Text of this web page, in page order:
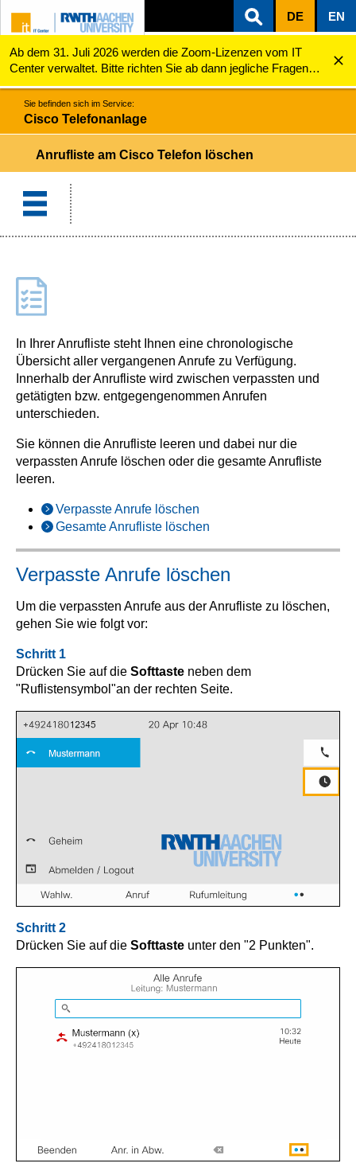
ZUM INHALTSBEREICH
ZUR HAUPTNAVIGATION
ZUR SUCHE
DE EN
Ab dem 31. Juli 2026 werden die Zoom-Lizenzen vom IT
Center verwaltet. Bitte richten Sie ab dann jegliche Fragen
zu den Zoom-Lizenzen (z.B. Probleme mit dem Login) an
servicedesk@itc.rwth-aachen.de.
Cisco Telefonanlage
Sie befinden sich im Service:
Cisco Telefonanlage
Anrufliste am Cisco Telefon löschen
In Ihrer Anrufliste steht Ihnen eine chronologische
Übersicht aller vergangenen Anrufe zu Verfügung.
Innerhalb der Anrufliste wird zwischen verpassten und
getätigten bzw. entgegengenommen Anrufen
unterschieden.
Sie können die Anrufliste leeren und dabei nur die
verpassten Anrufe löschen oder die gesamte Anrufliste
leeren.
Verpasste Anrufe löschen
Gesamte Anrufliste löschen
Verpasste Anrufe löschen
Um die verpassten Anrufe aus der Anrufliste zu löschen,
gehen Sie wie folgt vor:
Schritt 1
Drücken Sie auf die Softtaste neben dem
"Ruflistensymbol"an der rechten Seite.
Schritt 2
Drücken Sie auf die Softtaste unter den "2 Punkten".